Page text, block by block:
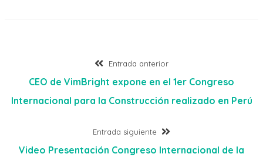
Entrada anterior
CEO de VimBright expone en el 1er Congreso
Internacional para la Construcción realizado en Perú
Entrada siguiente
Video Presentación Congreso Internacional de la